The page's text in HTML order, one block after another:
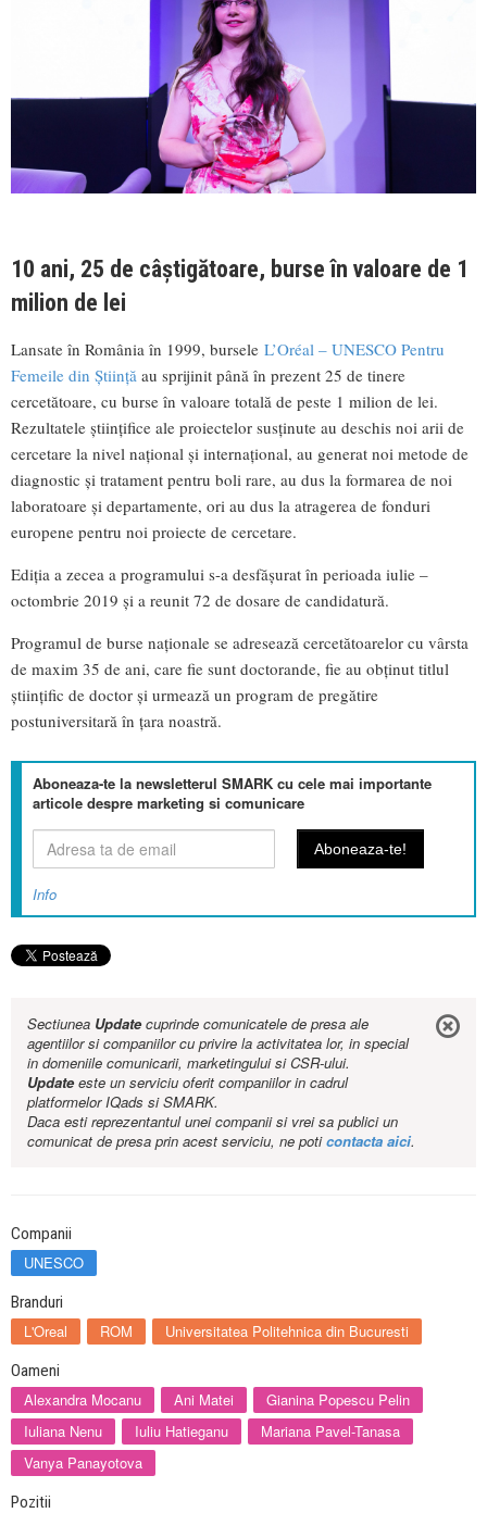
10 ani, 25 de câștigătoare, burse în valoare de 1
milion de lei
Lansate în România în 1999, bursele L’Oréal – UNESCO Pentru
Femeile din Știință au sprijinit până în prezent 25 de tinere
cercetătoare, cu burse în valoare totală de peste 1 milion de lei.
Rezultatele științifice ale proiectelor susținute au deschis noi arii de
cercetare la nivel național și internațional, au generat noi metode de
diagnostic și tratament pentru boli rare, au dus la formarea de noi
laboratoare și departamente, ori au dus la atragerea de fonduri
europene pentru noi proiecte de cercetare.
Ediția a zecea a programului s-a desfășurat în perioada iulie –
octombrie 2019 și a reunit 72 de dosare de candidatură.
Programul de burse naționale se adresează cercetătoarelor cu vârsta
de maxim 35 de ani, care fie sunt doctorande, fie au obţinut titlul
ştiinţific de doctor şi urmează un program de pregătire
postuniversitară în țara noastră.
Aboneaza-te la newsletterul SMARK cu cele mai importante
articole despre marketing si comunicare
Info
Sectiunea Updatecuprinde comunicatele de presa ale
agentiilor si companiilor cu privire la activitatea lor, in special
in domeniile comunicarii, marketingului si CSR-ului.
Updateeste un serviciu oferit companiilor in cadrul
platformelor IQads si SMARK.
Daca esti reprezentantul unei companii si vrei sa publici un
comunicat de presa prin acest serviciu, ne poticontacta aici.
Companii
UNESCO
Branduri
L'Oreal ROM Universitatea Politehnica din Bucuresti
Oameni
Alexandra Mocanu Ani Matei
Gianina Popescu Pelin
Iuliana Nenu
Iuliu Hatieganu
Mariana Pavel-Tanasa
Vanya Panayotova
Pozitii